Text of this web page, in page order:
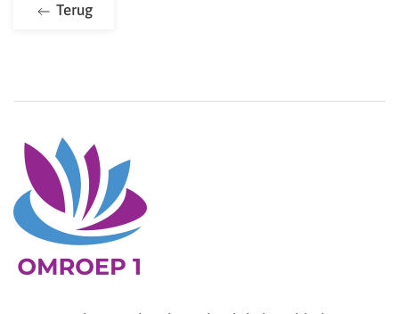
Terug